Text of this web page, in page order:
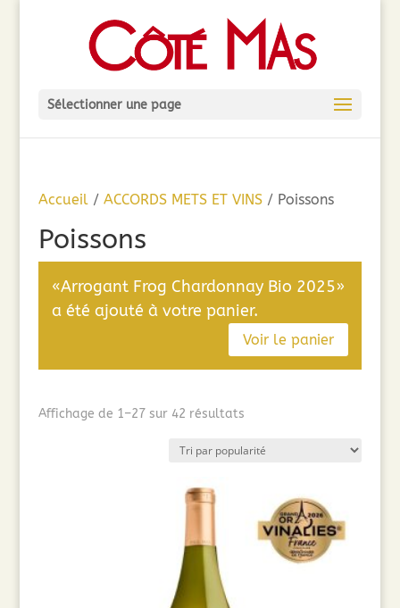
Sélectionner une page
Accueil/ ACCORDS METS ET VINS/ Poissons
Poissons
«Arrogant Frog Chardonnay Bio 2025»
a été ajouté à votre panier.
Voir le panier
Affichage de 1–27 sur 42 résultatsTrié